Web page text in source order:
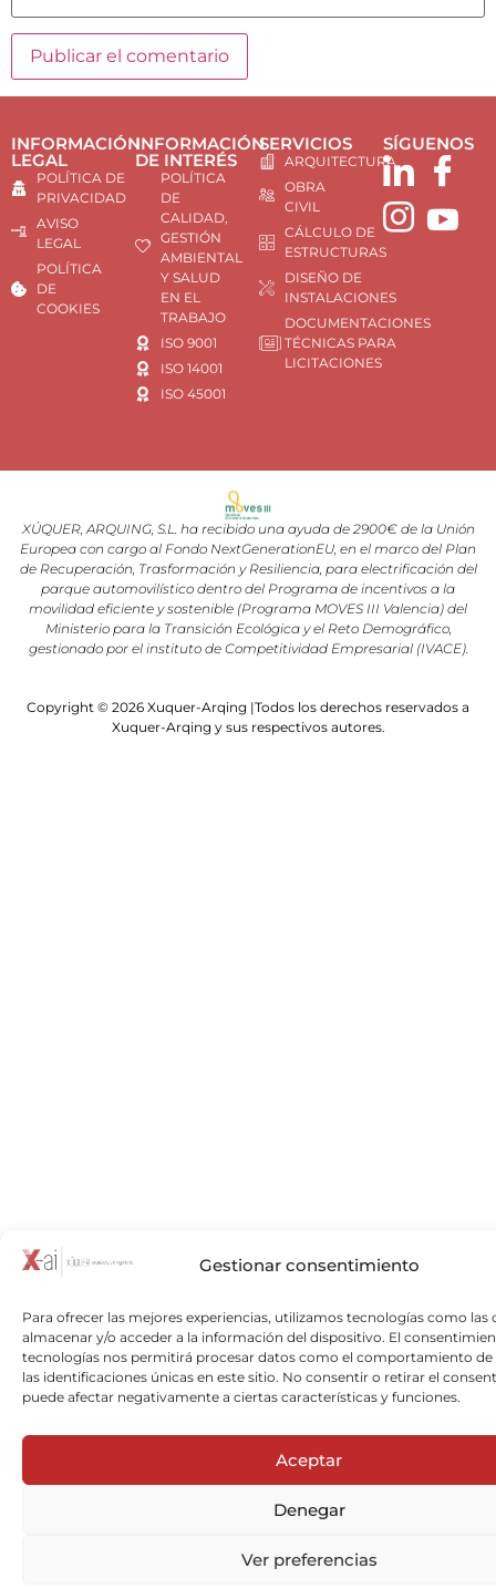
Gestionar consentimiento
Para ofrecer las mejores experiencias, utilizamos tecnologías como las
almacenar y/o acceder a la información del dispositivo. El
tecnologías nos permitirá procesar datos como el comportamiento de
las identificaciones únicas en este sitio. No consentir o retirar el
puede afectar negativamente a ciertas características y funciones.
Aceptar
Denegar
Ver preferencias
INFORMACIÓN
LEGAL
POLÍTICA DE
PRIVACIDAD
AVISO
LEGAL
POLÍTICA
DE
COOKIES
INFORMACIÓN
DE INTERÉS
POLÍTICA
DE
CALIDAD,
GESTIÓN
AMBIENTAL
Y SALUD
EN EL
TRABAJO
ISO 9001
ISO 14001
ISO 45001
SERVICIOS
ARQUITECTURA
OBRA
CIVIL
CÁLCULO DE
ESTRUCTURAS
DISEÑO DE
INSTALACIONES
DOCUMENTACIONES
TÉCNICAS PARA
LICITACIONES
SÍGUENOS
XÚQUER, ARQUING, S.L. ha recibido una ayuda de 2900€ de la Unión
Europea con cargo al Fondo NextGenerationEU, en el marco del Plan
de Recuperación, Trasformación y Resiliencia, para electrificación del
parque automovilístico dentro del Programa de incentivos a la
movilidad eficiente y sostenible (Programa MOVES III Valencia) del
Ministerio para la Transición Ecológica y el Reto Demográfico,
gestionado por el instituto de Competitividad Empresarial (IVACE).
Copyright © 2026 Xuquer-Arqing |Todos los derechos reservados a
Xuquer-Arqing y sus respectivos autores.